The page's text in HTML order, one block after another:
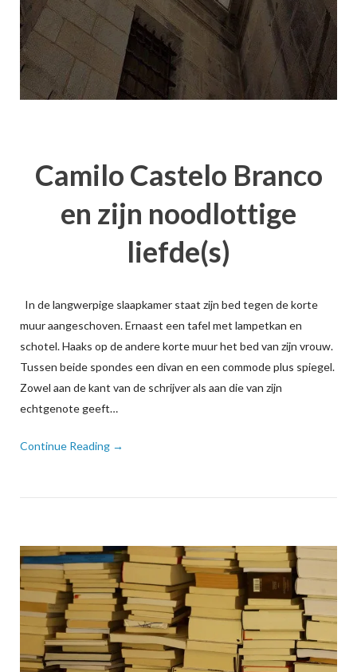
Camilo Castelo Branco
en zijn noodlottige
liefde(s)
In de langwerpige slaapkamer staat zijn bed tegen de korte
muur aangeschoven. Ernaast een tafel met lampetkan en
schotel. Haaks op de andere korte muur het bed van zijn vrouw.
Tussen beide spondes een divan en een commode plus spiegel.
Zowel aan de kant van de schrijver als aan die van zijn
echtgenote geeft…
Continue Reading →